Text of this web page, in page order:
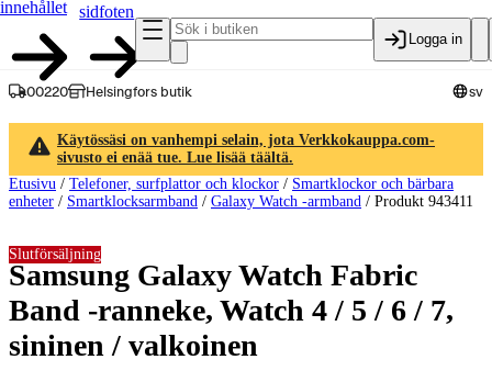
innehållet
sidfoten
Logga in
00220 Helsingfors butik sv
Käytössäsi on vanhempi selain, jota Verkkokauppa.com-
sivusto ei enää tue. Lue lisää täältä.
Etusivu / Telefoner, surfplattor och klockor / Smartklockor och bärbara
enheter / Smartklocksarmband / Galaxy Watch -armband / Produkt 943411
Samsung Galaxy Watch Fabric
Band -ranneke, Watch 4 / 5 / 6 / 7,
sininen / valkoinen
Slutförsäljning